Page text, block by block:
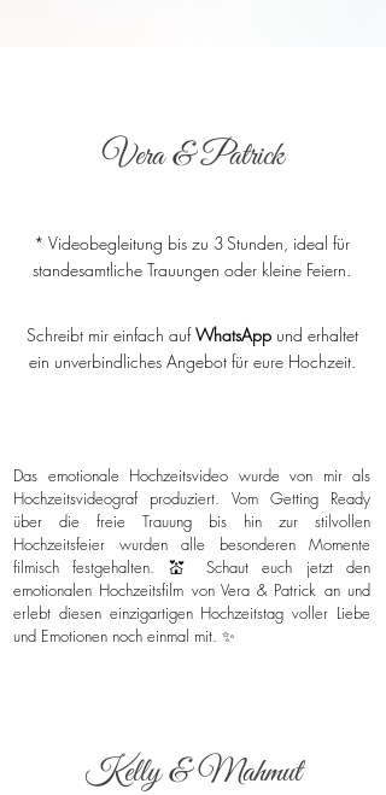
Vera & Patrick
* Videobegleitung bis zu 3 Stunden, ideal für
standesamtliche Trauungen oder kleine Feiern.
Schreibt mir einfach aufWhatsAppund erhaltet
ein unverbindliches Angebot für eure Hochzeit.
Das emotionale Hochzeitsvideo wurde von mir als
Hochzeitsvideograf produziert. Vom Getting Ready
über die freie Trauung bis hin zur stilvollen
Hochzeitsfeier wurden alle besonderen Momente
filmisch festgehalten. 💒 Schaut euch jetzt den
emotionalen Hochzeitsfilm von Vera & Patrick an und
erlebt diesen einzigartigen Hochzeitstag voller Liebe
und Emotionen noch einmal mit. ✨
Kelly & Mahmut